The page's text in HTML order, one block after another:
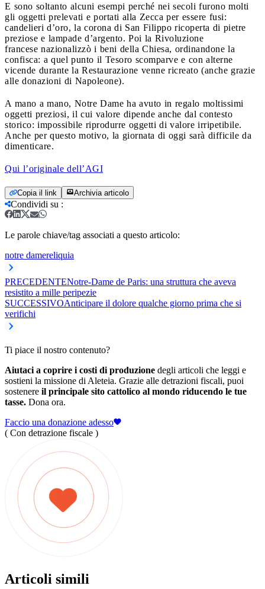
E sono soltanto alcuni esempi perché nei secoli furono molti
gli oggetti prelevati e portati alla Zecca per essere fusi:
candelieri d’oro, la corona di San Filippo ricoperta di pietre
preziose e lampade d’argento. Poi la Rivoluzione
francese nazionalizzò i beni della Chiesa, ordinandone la
confisca: a quel punto il Tesoro scomparve e con alterne
vicende durante la Restaurazione venne ricreato (anche grazie
alle donazioni di Napoleone).
A mano a mano, Notre Dame ha avuto in regalo moltissimi
oggetti preziosi, il cui valore dipende anche dal contesto
storico: impossibile riprodurre oggetti di valore irripetibile.
Anche per questo motivo, la giornata di oggi sarà difficile da
dimenticare.
Qui l’originale dell’AGI
Copia il link Archivia articolo
Condividi su :
Le parole chiave/tag associati a questo articolo:
notre damereliquia
PRECEDENTENotre-Dame de Paris: una struttura che aveva
resistito a mille peripezie
SUCCESSIVOAnticipare il dolore qualche giorno prima che si
verifichi
Ti piace il nostro contenuto?
Aiutaci a coprire i costi di produzione degli articoli che leggi e
sostieni la missione di Aleteia. Grazie alle detrazioni fiscali, puoi
sostenere il principale sito cattolico al mondo riducendo le tue
tasse. Dona ora.
Faccio una donazione adesso
( Con detrazione fiscale )
Articoli simili